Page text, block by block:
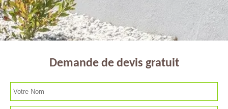
Demande de devis gratuit